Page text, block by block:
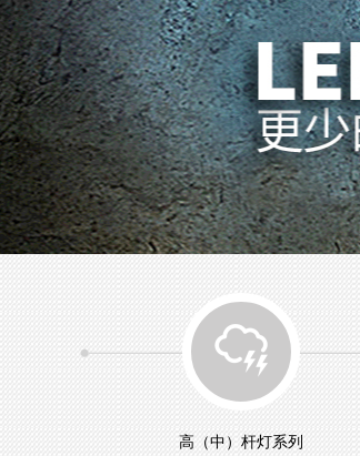
高（中）杆灯系列